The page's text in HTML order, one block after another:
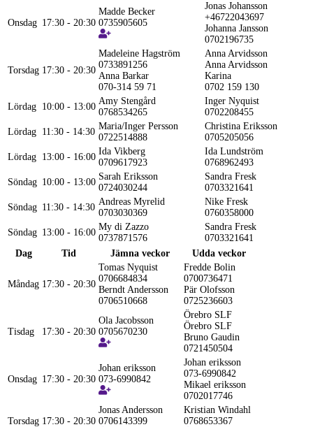
Onsdag 17:30 - 20:30
Madde Becker
0735905605
Jonas Johansson
+46722043697
Johanna Jansson
0702196735
Torsdag 17:30 - 20:30
Madeleine Hagström
0733891256
Anna Barkar
070-314 59 71
Anna Arvidsson
Anna Arvidsson
Karina
0702 159 130
Lördag 10:00 - 13:00
Amy Stengård
0768534265
Inger Nyquist
0702208455
Lördag 11:30 - 14:30
Maria/Inger Persson
0722514888
Christina Eriksson
0705205056
Lördag 13:00 - 16:00
Ida Vikberg
0709617923
Ida Lundström
0768962493
Söndag 10:00 - 13:00
Sarah Eriksson
0724030244
Sandra Fresk
0703321641
Söndag 11:30 - 14:30
Andreas Myrelid
0703030369
Nike Fresk
0760358000
Söndag 13:00 - 16:00
My di Zazzo
0737871576
Sandra Fresk
0703321641
Dag
Tid Jämna veckor Udda veckor
Måndag 17:30 - 20:30
Tomas Nyquist
0706684834
Berndt Andersson
0706510668
Fredde Bolin
0700736471
Pär Olofsson
0725236603
Tisdag 17:30 - 20:30
Ola Jacobsson
0705670230
Örebro SLF
Örebro SLF
Bruno Gaudin
0721450504
Onsdag 17:30 - 20:30
Johan eriksson
073-6990842
Johan eriksson
073-6990842
Mikael eriksson
0702017746
Torsdag 17:30 - 20:30
Jonas Andersson
0706143399
Kristian Windahl
0768653367